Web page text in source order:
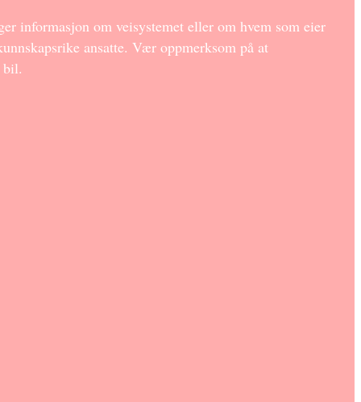
informasjon om veisystemet eller om hvem som eier
ansatte. Vær oppmerksom på at
bil.